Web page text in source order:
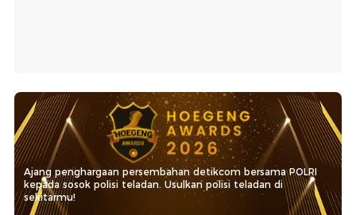
Ajang penghargaan persembahan detikcom bersama POLRI
kepada sosok polisi teladan. Usulkan polisi teladan di
sekitarmu!